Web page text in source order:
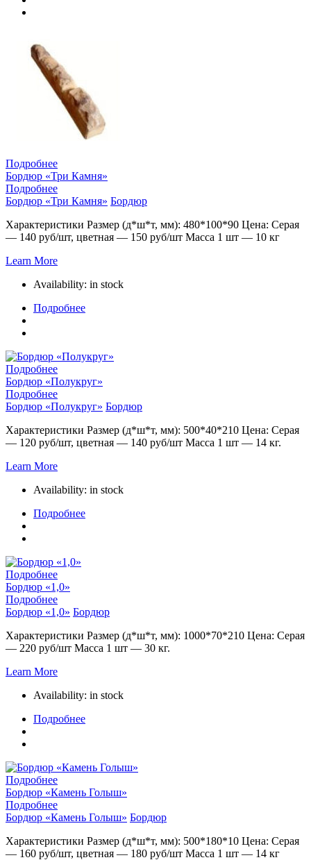
Подробнее
Бордюр «Три Камня»
Подробнее
Бордюр «Три Камня» Бордюр
Характеристики Размер (д*ш*т, мм): 480*100*90 Цена: Серая
— 140 руб/шт, цветная — 150 руб/шт Масса 1 шт — 10 кг
Learn More
Availability: in stock
Подробнее
Подробнее
Бордюр «Полукруг»
Подробнее
Бордюр «Полукруг» Бордюр
Характеристики Размер (д*ш*т, мм): 500*40*210 Цена: Серая
— 120 руб/шт, цветная — 140 руб/шт Масса 1 шт — 14 кг.
Learn More
Availability: in stock
Подробнее
Подробнее
Бордюр «1,0»
Подробнее
Бордюр «1,0» Бордюр
Характеристики Размер (д*ш*т, мм): 1000*70*210 Цена: Серая
— 220 руб/шт Масса 1 шт — 30 кг.
Learn More
Availability: in stock
Подробнее
Подробнее
Бордюр «Камень Голыш»
Подробнее
Бордюр «Камень Голыш» Бордюр
Характеристики Размер (д*ш*т, мм): 500*180*10 Цена: Серая
— 160 руб/шт, цветная — 180 руб/шт Масса 1 шт — 14 кг